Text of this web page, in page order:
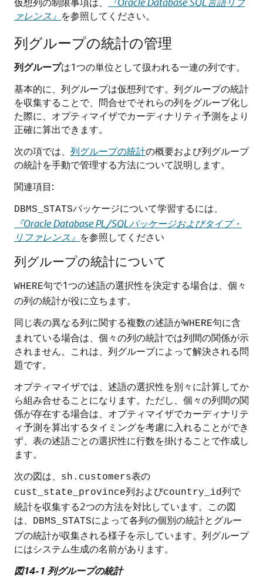
ァレンス』 を参照してください。
列グループの統計の管理
列グループは1つの単位として扱われる一連の列です。
基本的に、列グループは仮想列です。列グループの統計
を収集することで、問合せでそれらの列をグループ化し
た際に、オプティマイザでカーディナリティ予測をより
正確に算出できます。
次の項では、 列グループの統計の概要および列グループ
の統計を手動で管理する方法について説明します。
関連項目:
DBMS_STATSパッケージについて学習するには、
『Oracle Database PL/SQLパッケージおよびタイプ・
リファレンス』 を参照してください
列グループの統計について
WHERE句で1つの述語の選択性を決定する場合は、個々
の列の統計が役に立ちます。
同じ表の異なる列に関する複数の述語がWHERE句に含
まれている場合は、個々の列の統計では列間の関係が示
されません。これは、列グループによって解決される問
題です。
オプティマイザでは、述語の選択性を別々に計算してか
ら組み合せることになります。ただし、個々の列間の関
係が存在する場合は、オプティマイザでカーディナリテ
ィ予測を算出するタイミングを考慮に入れることができ
ず、表の述語ごとの選択性に行数を掛けることで作成し
ます。
次の図は、
sh.customers表の
cust_state_province列およびcountry_id列で
統計を収集する2つの方法を対比しています。この図
は、
DBMS_STATSによって各列の個別の統計とグルー
プの統計が収集される様子を示しています。列グループ
にはシステム生成の名前があります。
図14-1 列グループの統計